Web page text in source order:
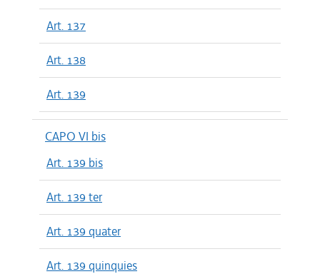
Art. 137
Art. 138
Art. 139
CAPO VI bis
Art. 139 bis
Art. 139 ter
Art. 139 quater
Art. 139 quinquies